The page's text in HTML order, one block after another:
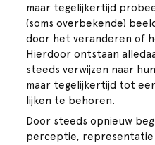
maar tegelijkertijd
(soms overbekende)
door het veranderen of
Hierdoor ontstaan
steeds verwijzen naar
maar tegelijkertijd tot
lijken te behoren.
Door steeds opnieuw
perceptie,